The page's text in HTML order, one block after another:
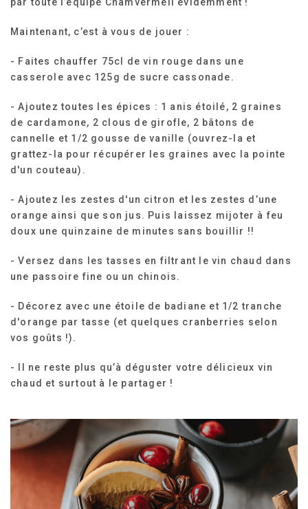
par toute l’équipe Chamvermeil évidemment !
Maintenant, c’est à vous de jouer :
- Faites chauffer 75cl de vin rouge dans une
casserole avec 125g de sucre cassonade.
- Ajoutez toutes les épices : 1 anis étoilé, 2 graines
de cardamone, 2 clous de girofle, 2 bâtons de
cannelle et 1/2 gousse de vanille (ouvrez-la et
grattez-la pour récupérer les graines avec la pointe
d'un couteau).
- Ajoutez les zestes d'un citron et les zestes d’une
orange ainsi que son jus. Puis laissez mijoter à feu
doux une quinzaine de minutes sans bouillir !!
- Versez dans les tasses en filtrant le vin chaud dans
une passoire fine ou un chinois.
- Décorez avec une étoile de badiane et 1/2 tranche
d'orange par tasse (et quelques cranberries selon
vos goûts !).
- Il ne reste plus qu’à déguster votre délicieux vin
chaud et surtout à le partager !